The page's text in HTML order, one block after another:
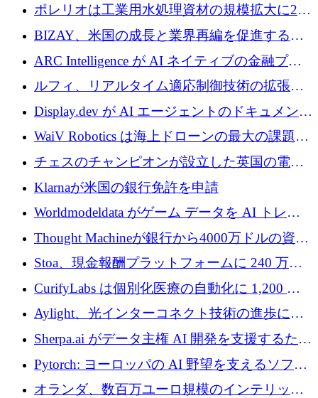
1,000 万人のユーザーに到達し、Whering が
700 万ドルを獲得
ポレリオは工業用水処理資材の規模拡大に240
万ユーロを確保
BIZAY、米国の成長と業界再編を促進するた
めに5,500万ドルを確保
ARC Intelligence が AI ネイティブの金融プラ
ットフォームを拡大するために 400 万ユーロ
ルフィ、リアルタイム適応制御技術の拡張に
810万ポンドを確保
Display.dev が AI エージェントのドキュメント
コラボレーションを強化するために 47 万ユー
WaiV Robotics は海上ドローンの最大の課題の
1 つをどのように解決しているか
チェスのチャンピオンが設立した英国の電池
材料スタートアップ TaiSan が 465 万ポンドを
Klarnaが米国の銀行免許を申請
Worldmodeldata がゲーム データを AI トレー
ニングに変えるために 700 万ポンドを獲得
Thought Machineが銀行から4000万ドルの資金
調達、年間収益1億ドルを突破
Stoa、現金報酬プラットフォームに 240 万ド
ルを確保
CurifyLabs は個別化医療の自動化に 1,200 万
ユーロを寄付
Aylight、光インターコネクト技術の進歩に向
けて450万ユーロのプレシードラウンドを終了
Sherpa.ai がデータ主権 AI 開発を支援するため
に 1,800 万ドルを調達
Pytorch: ヨーロッパの AI 野望を支えるソフト
ウェア層
オランダ、数百万ユーロ規模のインテリック